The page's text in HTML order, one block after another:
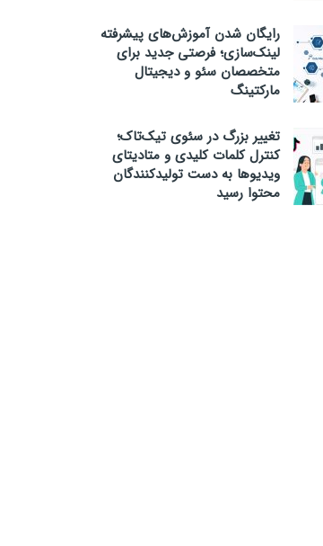
رایگان شدن آموزش‌های پیشرفته
لینک‌سازی؛ فرصتی جدید برای
متخصصان سئو و دیجیتال
مارکتینگ
تغییر بزرگ در سئوی تیک‌تاک؛
کنترل کلمات کلیدی و متادیتای
ویدیوها به دست تولیدکنندگان
محتوا رسید